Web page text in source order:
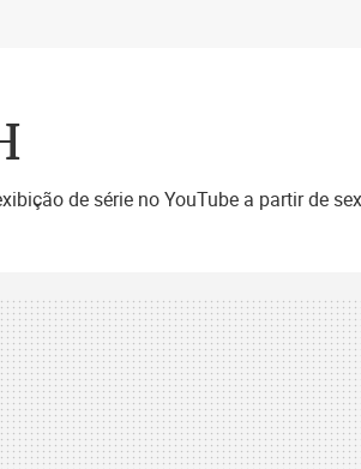
de série no YouTube a partir de